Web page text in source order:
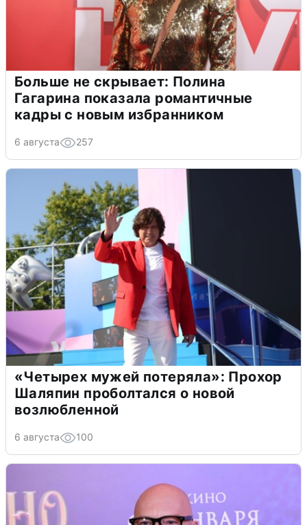
Больше не скрывает: Полина
Гагарина показала романтичные
кадры с новым избранником
6 августа 257
«Четырех мужей потеряла»: Прохор
Шаляпин проболтался о новой
возлюбленной
6 августа 100